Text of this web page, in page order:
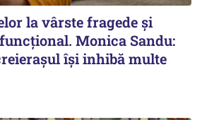
la vârste fragede și
Monica Sandu:
își inhibă multe